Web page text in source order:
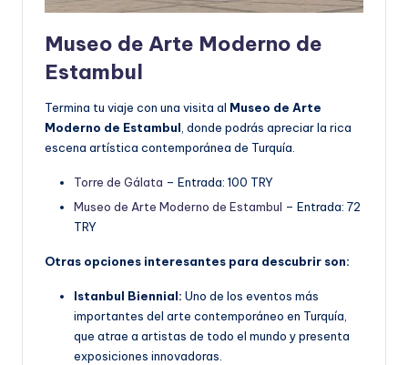
Museo de Arte Moderno de
Estambul
Termina tu viaje con una visita al Museo de Arte
Moderno de Estambul, donde podrás apreciar la rica
escena artística contemporánea de Turquía.
Torre de Gálata – Entrada: 100 TRY
Museo de Arte Moderno de Estambul – Entrada: 72
TRY
Otras opciones interesantes para descubrir son:
Istanbul Biennial: Uno de los eventos más
importantes del arte contemporáneo en Turquía,
que atrae a artistas de todo el mundo y presenta
exposiciones innovadoras.